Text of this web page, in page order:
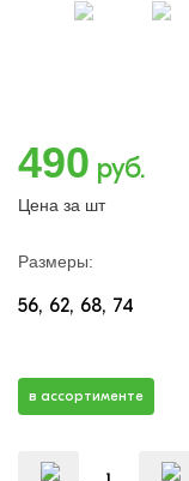
490 руб.
Цена за шт
Размеры:
56 62 68 74
в ассортименте